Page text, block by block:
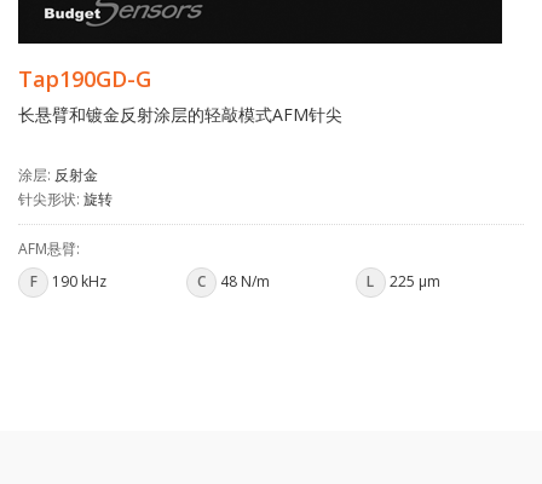
Tap190GD-G
长悬臂和镀金反射涂层的轻敲模式AFM针尖
涂层: 反射金
针尖形状: 旋转
AFM悬臂:
F
190 kHz C 48 N/m L 225 µm